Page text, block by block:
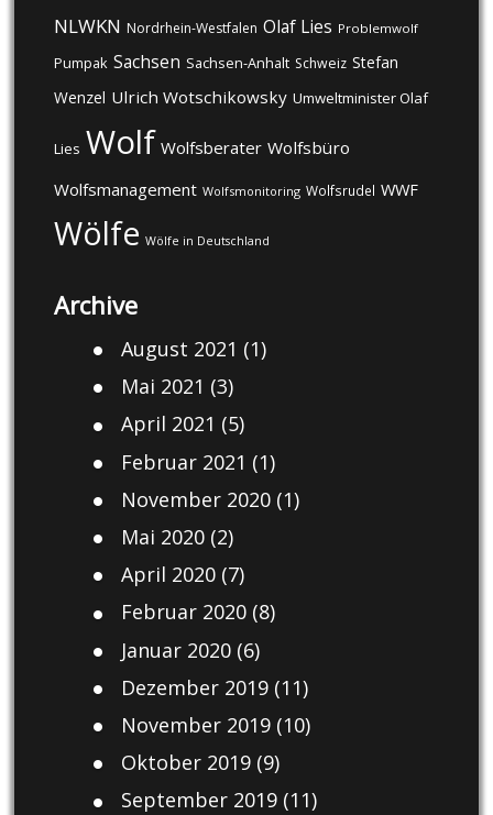
NLWKN Nordrhein-Westfalen Olaf Lies Problemwolf
Pumpak Sachsen Sachsen-Anhalt Schweiz Stefan
Wenzel Ulrich Wotschikowsky Umweltminister Olaf
Lies Wolf Wolfsberater Wolfsbüro
Wolfsmanagement Wolfsmonitoring Wolfsrudel WWF
Wölfe Wölfe in Deutschland
Archive
August 2021 (1)
Mai 2021 (3)
April 2021 (5)
Februar 2021 (1)
November 2020(1)
Mai 2020(2)
April 2020(7)
Februar 2020(8)
Januar 2020(6)
Dezember 2019(11)
November 2019(10)
Oktober 2019(9)
September 2019(11)